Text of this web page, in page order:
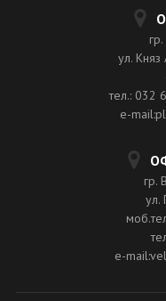
ул.
тел.: 032
e-
гр.
ул.
e-